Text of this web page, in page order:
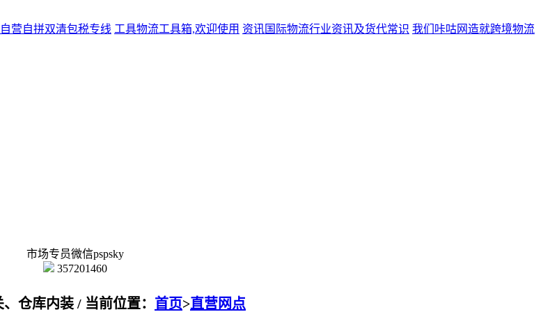
自营自拼双清包税专线 工具物流工具箱,欢迎使用 资讯国际物流行业资讯及货代常识 我们 咔咕网造就跨境物流
市场专员微信pspsky
357201460
仓库内装 / 当前位置： 首页>直营网点